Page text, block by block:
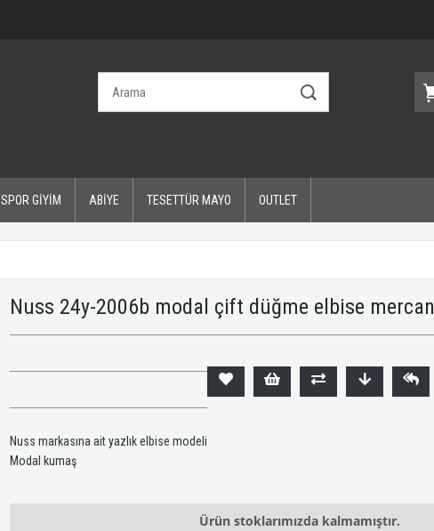
SPOR GİYİM ABİYE TESETTÜR MAYO OUTLET
Nuss 24y-2006b modal çift düğme elbise mercan
Nuss markasına ait yazlık elbise modeli
Modal kumaş
Ürün stoklarımızda kalmamıştır.